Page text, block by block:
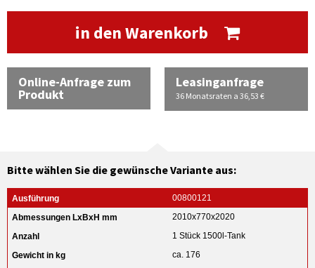
in den Warenkorb
Online-Anfrage zum
Produkt
Leasinganfrage
36 Monatsraten a 36,53 €
Bitte wählen Sie die gewünsche Variante aus:
00800121
2010x770x2020
1 Stück 1500l-Tank
ca. 176